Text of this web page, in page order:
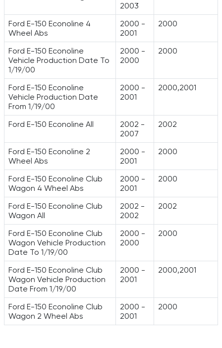
2003
Ford E-150 Econoline 4
Wheel Abs
2000 -
2001
2000
Ford E-150 Econoline
Vehicle Production Date To
1/19/00
2000 -
2000
2000
Ford E-150 Econoline
Vehicle Production Date
From 1/19/00
2000 -
2001
2000,2001
Ford E-150 Econoline All
2002 -
2007
2002
Ford E-150 Econoline 2
Wheel Abs
2000 -
2001
2000
Ford E-150 Econoline Club
Wagon 4 Wheel Abs
2000 -
2001
2000
Ford E-150 Econoline Club
Wagon All
2002 -
2002
2002
Ford E-150 Econoline Club
Wagon Vehicle Production
Date To 1/19/00
2000 -
2000
2000
Ford E-150 Econoline Club
Wagon Vehicle Production
Date From 1/19/00
2000 -
2001
2000,2001
Ford E-150 Econoline Club
Wagon 2 Wheel Abs
2000 -
2001
2000